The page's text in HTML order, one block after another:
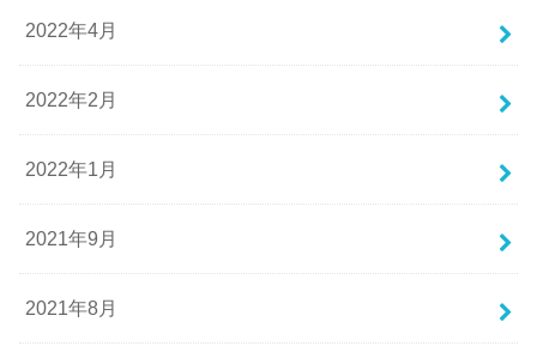
2022年4月
2022年2月
2022年1月
2021年9月
2021年8月